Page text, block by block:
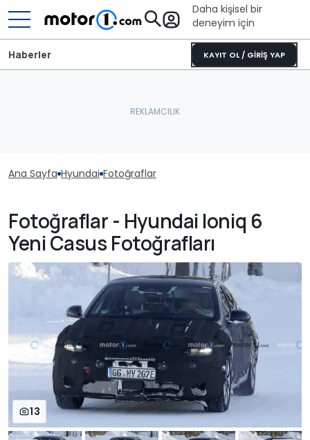
Daha kişisel bir
deneyim için
KAYIT OL / GİRİŞ YAP
Haberler
Ana Sayfa Hyundai Fotoğraflar
Fotoğraflar - Hyundai Ioniq 6
Yeni Casus Fotoğrafları
13